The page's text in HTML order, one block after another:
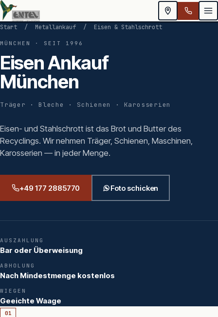
Start / Metallankauf / Eisen & Stahlschrott
MÜNCHEN · SEIT 1996
Eisen Ankauf
München
Träger · Bleche · Schienen · Karosserien
Eisen- und Stahlschrott ist das Brot und Butter des
Recyclings. Wir nehmen Träger, Schienen, Maschinen,
Karosserien — in jeder Menge.
+49 177 2885770 Foto schicken
AUSZAHLUNG
Bar oder Überweisung
ABHOLUNG
Nach Mindestmenge kostenlos
WIEGEN
Geeichte Waage
01